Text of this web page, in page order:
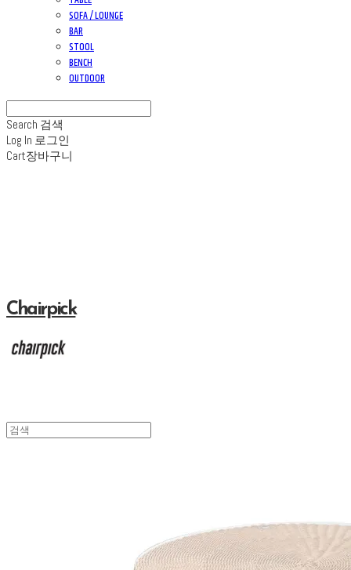
SOFA / LOUNGE
BAR
STOOL
BENCH
OUTDOOR
Search 검색
Log In 로그인
Cart장바구니
Chairpick